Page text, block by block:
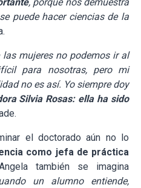
puede hacer ciencias de la
las mujeres no podemos ir al
para nosotras, pero mi
no es así. Yo siempre doy
Silvia Rosas: ella ha sido
el doctorado aún no lo
como jefa de práctica
también se imagina
un alumno entiende,